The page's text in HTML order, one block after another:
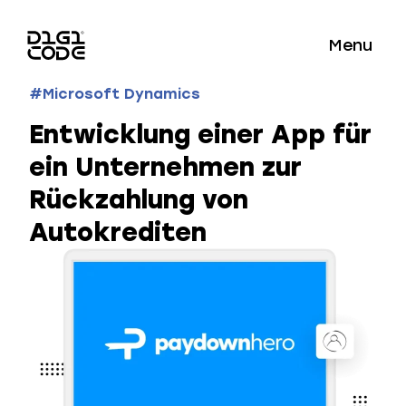
Menu
#Microsoft Dynamics
Entwicklung einer App für
ein Unternehmen zur
Rückzahlung von
Autokrediten